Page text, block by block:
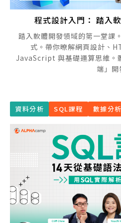
程式設計入門： 踏入
踏入軟體開發領域的第一堂課
式。帶你暸解網頁設計、
JavaScript 與基礎運算思維。
端」開
資料分析 SQL課程 數據分